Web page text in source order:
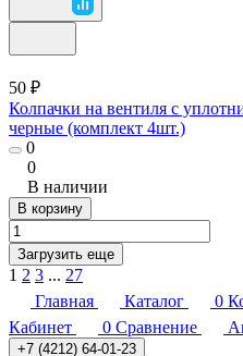
50 ₽
Колпачки на вентиля с
черные (комплект 4шт.)
0
0
В наличии
В корзину
Загрузить еще
1 2 3 ... 27
Главная
Каталог 0
Кабинет
0 Сравнение
+7 (4212) 64-01-23